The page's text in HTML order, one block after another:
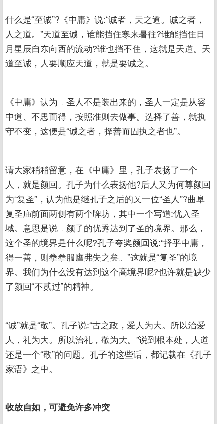
什么是“至诚”?《中庸》说:“诚者，天之道。诚之者，
人之道。”天道至诚，谁能挡住寒来暑往?谁能挡住日
月星辰自东向西的流动?谁也挡不住，这就是天道。天
道至诚，人要顺应天道，就是要诚之。
《中庸》认为，圣人不是装出来的，圣人一定是从容
中道、不思而得，按照准则去做事。选择了善，就执
守不变，这便是“诚之者，择善而固执之者也”。
请大家稍稍留意，在《中庸》里，孔子表扬了一个
人，就是颜回。孔子为什么表扬他?后人又为何尊颜回
为“复圣”，认为他是继孔子之后的又一位“圣人”?曲阜
复圣庙前面两侧有两个牌坊，其中一个写道:优入圣
域。意思是说，颜子的优秀达到了圣的境界。那么，
这个圣的境界是什么呢?孔子夸奖颜回说:“择乎中庸，
得一善，则拳拳服膺弗失之矣。”这就是“复圣”的境
界。我们为什么没有达到这个高境界呢?也许就是缺少
了颜回“不贰过”的精神。
“诚”就是“敬”。孔子说:“古之政，爱人为大。所以治爱
人，礼为大。所以治礼，敬为大。”说到根本处，人道
还是一个“敬”的问题。孔子的这些话，都记载在《孔子
家语》之中。
收放自如，可避免许多冲突